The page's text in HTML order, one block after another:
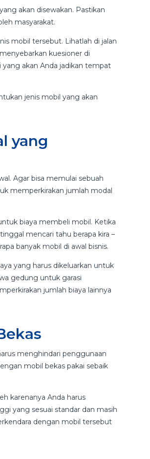
akan disewakan. Pastikan
masyarakat.
mobil tersebut. Lihatlah di jalan
kuesioner di
yang akan Anda jadikan tempat
jenis mobil yang akan
yang
Agar bisa memulai sebuah
memperkirakan jumlah modal
biaya membeli mobil. Ketika
mencari tahu berapa kira –
banyak mobil di awal bisnis.
yang harus dikeluarkan untuk
gedung untuk garasi
jumlah biaya lainnya
menghindari penggunaan
mobil bekas pakai sebaik
karenanya Anda harus
yang sesuai standar dan masih
dengan mobil tersebut